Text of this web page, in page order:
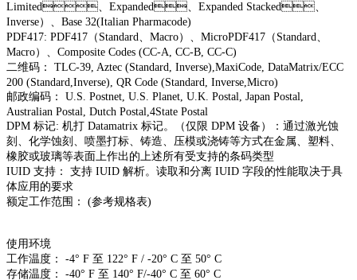
Limited、Expanded、Expanded Stacked、
Inverse）、Base 32(Italian Pharmacode)
PDF417: PDF417（Standard、Macro）、MicroPDF417（Standard、
Macro）、Composite Codes (CC-A, CC-B, CC-C)
二维码： TLC-39, Aztec (Standard, Inverse),MaxiCode, DataMatrix/ECC
200 (Standard,Inverse), QR Code (Standard, Inverse,Micro)
邮政编码： U.S. Postnet, U.S. Planet, U.K. Postal, Japan Postal,
Australian Postal, Dutch Postal,4State Postal
DPM 标记: 机打 Datamatrix 标记。（仅限 DPM 设备）：通过激光蚀
刻、化学蚀刻、喷墨打标、铸造、压模或浇铸等方式在金属、塑料、
橡胶或玻璃等表面上作出的上述所有受支持的条码类型
IUID 支持： 支持 IUID 解析。读取和分离 IUID 字段的性能取决于具
体应用的要求
额定工作范围： (参考规格表)
使用环境
工作温度： -4° F 至 122° F / -20° C 至 50° C
存储温度： -40° F 至 140° F/-40° C 至 60° C